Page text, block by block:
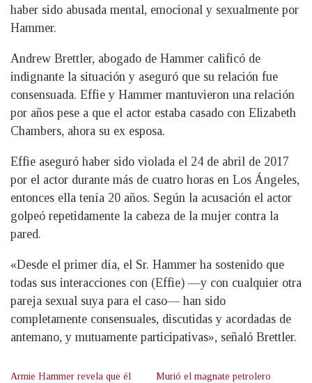
haber sido abusada mental, emocional y sexualmente por
Hammer.
Andrew Brettler, abogado de Hammer calificó de
indignante la situación y aseguró que su relación fue
consensuada. Effie y Hammer mantuvieron una relación
por años pese a que el actor estaba casado con Elizabeth
Chambers, ahora su ex esposa.
Effie aseguró haber sido violada el 24 de abril de 2017
por el actor durante más de cuatro horas en Los Ángeles,
entonces ella tenía 20 años. Según la acusación el actor
golpeó repetidamente la cabeza de la mujer contra la
pared.
«Desde el primer día, el Sr. Hammer ha sostenido que
todas sus interacciones con (Effie) —y con cualquier otra
pareja sexual suya para el caso— han sido
completamente consensuales, discutidas y acordadas de
antemano, y mutuamente participativas», señaló Brettler.
Armie Hammer revela que él
Murió el magnate petrolero